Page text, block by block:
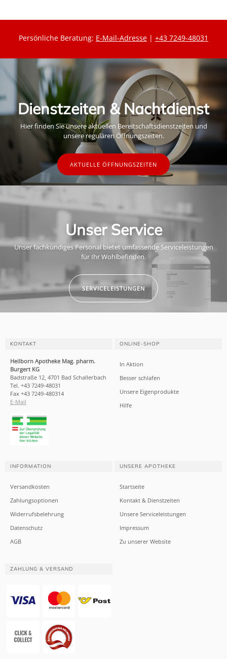
Persönliche Beratung: E-Mail-Adresse | +43 7249-48031
Dienstzeiten & Nachtdienst
Hier finden Sie unsere aktuellen Bereitschaftsdienstzeiten und
unsere regulären Öffnungszeiten.
AKTUELLE ÖFFNUNGSZEITEN
Unser Service
Unser fachkundiges Personal bietet umfassende Serviceleistungen
für Ihr Wohlbefinden.
SERVICELEISTUNGEN
KONTAKT
Heilborn Apotheke Mag. pharm.
Burgert KG
Badstraße 12, 4701 Bad Schallerbach
Tel. +43 7249-48031
Fax +43 7249-480314
E-Mail
ONLINE-SHOP
In Aktion
Besser schlafen
Unsere Eigenprodukte
Hilfe
INFORMATION
Versandkosten
Zahlungsoptionen
Widerrufsbelehrung
Datenschutz
AGB
UNSERE APOTHEKE
Startseite
Kontakt & Dienstzeiten
Unsere Serviceleistungen
Impressum
Zu unserer Website
ZAHLUNG & VERSAND